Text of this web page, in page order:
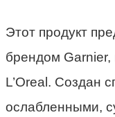
Этот продукт
брендом
L’Oreal. Создан
ослабленными,